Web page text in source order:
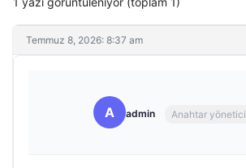
Temmuz 8, 2026: 8:37 am
A admin Anahtar yönetici